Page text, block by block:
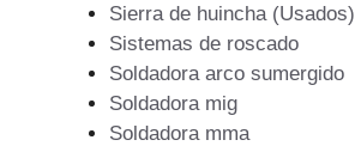
Sierra de huincha (Usados)
Sistemas de roscado
Soldadora arco sumergido
Soldadora mig
Soldadora mma